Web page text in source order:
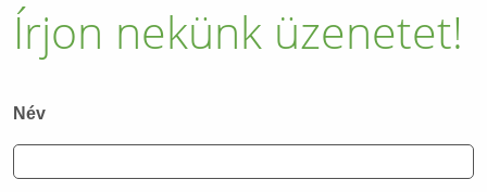
Írjon nekünk üzenetet!
Név